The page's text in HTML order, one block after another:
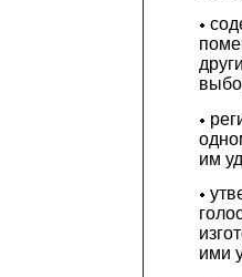
им
ими